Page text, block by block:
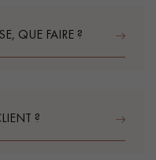
PARQUET EN CHÊNE FUMÉ
QUE FAIRE ?
?